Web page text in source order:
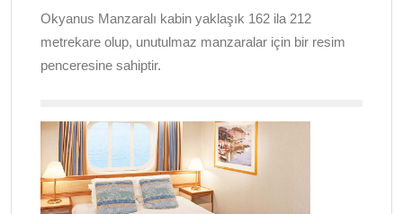
Okyanus Manzaralı kabin yaklaşık 162 ila 212
metrekare olup, unutulmaz manzaralar için bir resim
penceresine sahiptir.